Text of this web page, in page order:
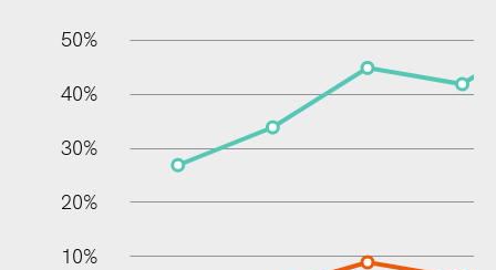
100%
50%
40%
30%
20%
10%